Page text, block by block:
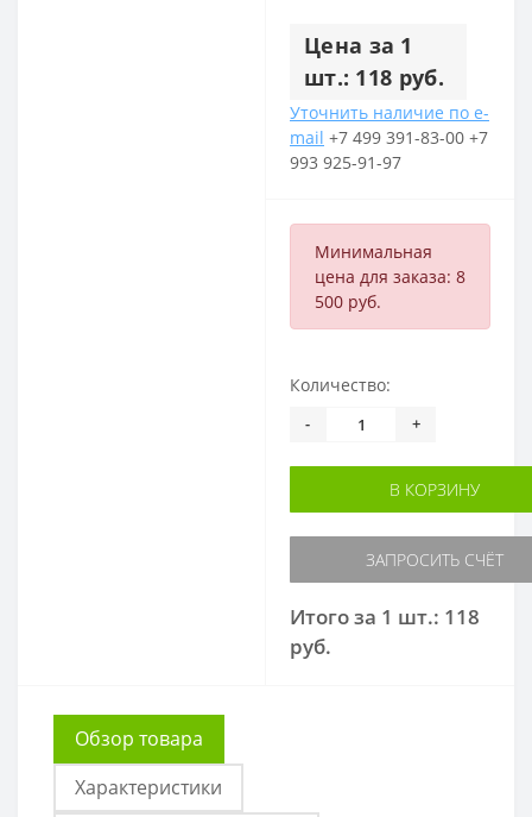
Цена за 1
шт.: 118 руб.
Уточнить наличие по e-
mail +7 499 391-83-00 +7
993 925-91-97
Минимальная
цена для заказа: 8
500 руб.
Количество:
- +
В КОРЗИНУ
ЗАПРОСИТЬ СЧЁТ
Итого за 1 шт.: 118
руб.
Обзор товара
Характеристики